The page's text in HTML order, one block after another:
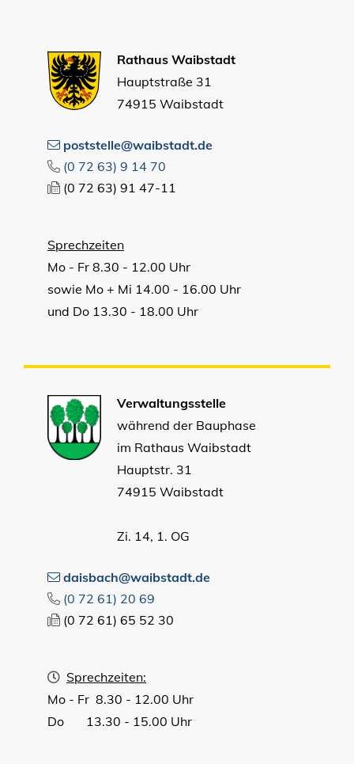
Rathaus Waibstadt
Hauptstraße 31
74915 Waibstadt
poststelle@waibstadt.de
(0 72 63) 9 14 70
(0 72 63) 91 47-11
Sprechzeiten
Mo - Fr 8.30 - 12.00 Uhr
sowie Mo + Mi 14.00 - 16.00 Uhr
und Do 13.30 - 18.00 Uhr
Verwaltungsstelle
während der Bauphase
im Rathaus Waibstadt
Hauptstr. 31
74915 Waibstadt
Zi. 14, 1. OG
daisbach@waibstadt.de
(0 72 61) 20 69
(0 72 61) 65 52 30
Sprechzeiten:
Mo - Fr 8.30 - 12.00 Uhr
Do 13.30 - 15.00 Uhr